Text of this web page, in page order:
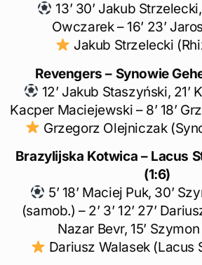
13’ 30’ Jakub
Owczarek – 16’ 23’
Jakub Strzelecki
Revengers – Synowie
12’ Jakub Staszyński, 21’
Kacper Maciejewski – 8’ 18’
Grzegorz Olejniczak
Brazylijska Kotwica – Lacus
(1:6)
5’ 18’ Maciej Puk, 30’
(samob.) – 2’ 3’ 12’ 27’
Nazar Bevr, 15’
Dariusz Walasek (Lacus